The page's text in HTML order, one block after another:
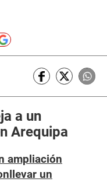
a un
Arequipa
ampliación
un